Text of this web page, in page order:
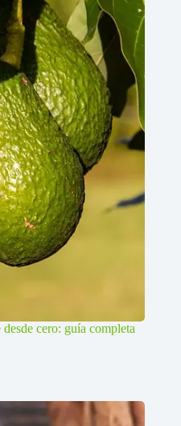
cero: guía completa